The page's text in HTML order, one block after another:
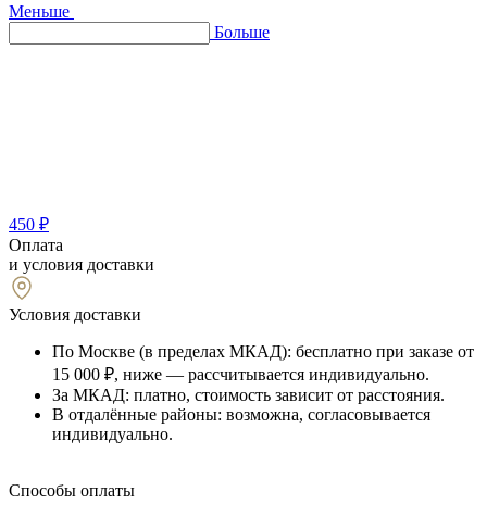
Меньше
Больше
450 ₽
Оплата
и условия доставки
Условия доставки
По Москве (в пределах МКАД): бесплатно при заказе от
15 000 ₽, ниже — рассчитывается индивидуально.
За МКАД: платно, стоимость зависит от расстояния.
В отдалённые районы: возможна, согласовывается
индивидуально.
Способы оплаты